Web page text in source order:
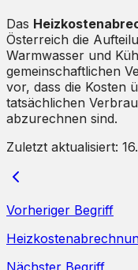
Das
Österreich die
Warmwasser und
gemeinschaftlichen
vor, dass die Kosten
tatsächlichen
abzurechnen sind.
Zuletzt aktualisiert:
Vorheriger Begriff
Nächster Begriff